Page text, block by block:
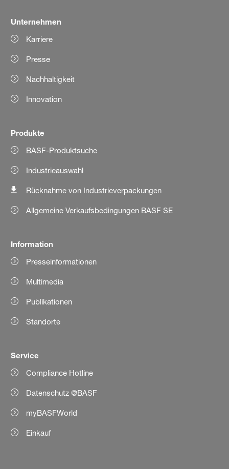
Unternehmen
Karriere
Presse
Nachhaltigkeit
Innovation
Produkte
BASF-Produktsuche
Industrieauswahl
Rücknahme von Industrieverpackungen
Allgemeine Verkaufsbedingungen BASF SE
Information
Presseinformationen
Multimedia
Publikationen
Standorte
Service
Compliance Hotline
Datenschutz @BASF
myBASFWorld
Einkauf